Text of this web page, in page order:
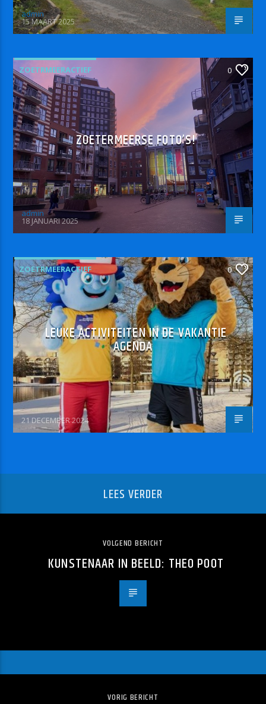
admin
15 MAART 2025
ZOETRMEERACTIEF 0
ZOETERMEERSE FOTO’S!
admin
18 JANUARI 2025
ZOETRMEERACTIEF 0
LEUKE ACTIVITEITEN IN DE VAKANTIE
AGENDA
21 DECEMBER 2024
LEES VERDER
VOLGEND BERICHT
KUNSTENAAR IN BEELD: THEO POOT
VORIG BERICHT